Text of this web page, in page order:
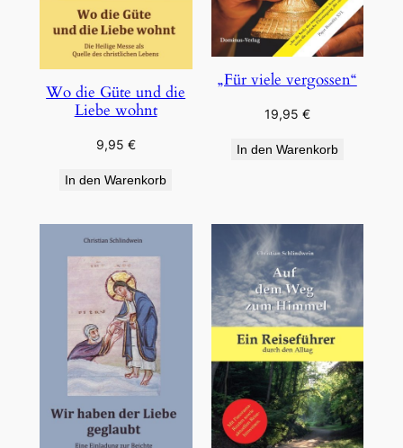
Wo die Güte und die
Liebe wohnt
9,95 €
In den Warenkorb
„Für viele vergossen“
19,95 €
In den Warenkorb